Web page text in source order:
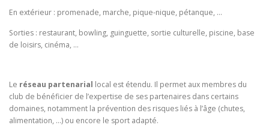
En extérieur : promenade, marche, pique-nique, pétanque, …
Sorties : restaurant, bowling, guinguette, sortie culturelle, piscine, base
de loisirs, cinéma, …
Le réseau partenarial local est étendu. Il permet aux membres du
club de bénéficier de l’expertise de ses partenaires dans certains
domaines, notamment la prévention des risques liés à l’âge (chutes,
alimentation, …) ou encore le sport adapté.